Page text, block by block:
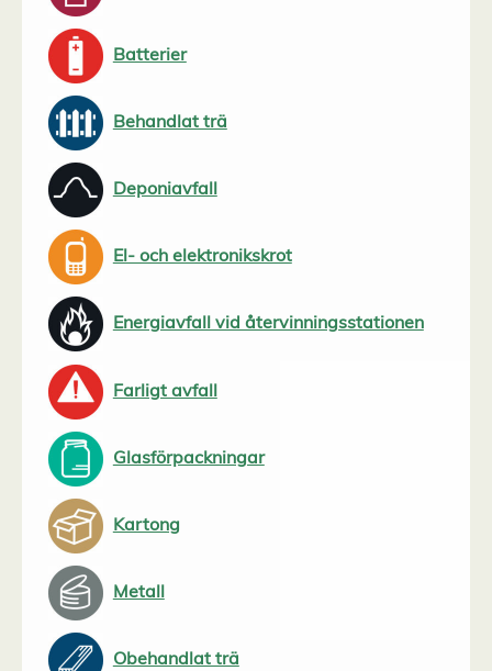
Batterier
Behandlat trä
Deponiavfall
El- och elektronikskrot
Energiavfall vid återvinningsstationen
Farligt avfall
Glasförpackningar
Kartong
Metall
Obehandlat trä